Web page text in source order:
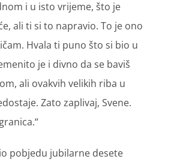
i u isto vrijeme, što je
ali ti si to napravio. To je ono
Hvala ti puno što si bio u
je i divno da se baviš
ali ovakvih velikih riba u
Zato zaplivaj, Svene.
pobjedu jubilarne desete